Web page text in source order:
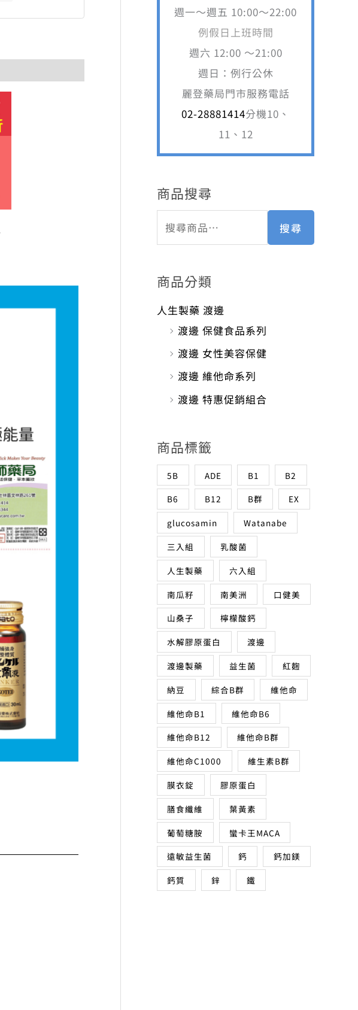
週一～週五 10:00～22:00
例假日上班時間
週六 12:00 ～21:00
週日：例行公休
麗登藥局門市服務電話
02-28881414分機10、
11、12
商品搜尋
搜尋
商品分類
人生製藥 渡邊
渡邊 保健食品系列
渡邊 女性美容保健
渡邊 維他命系列
渡邊 特惠促銷組合
商品標籤
5B ADE B1
B2
B6
B12 B群
EX
glucosamin
Watanabe
三入組
乳酸菌
人生製藥
六入組
南瓜籽
南美洲
口健美
山桑子
檸檬酸鈣
水解膠原蛋白
渡邊
渡邊製藥
益生菌
紅麴
納豆
綜合B群
維他命
維他命B1
維他命B6
維他命B12
維他命B群
維他命C1000
維生素B群
膜衣錠
膠原蛋白
膳食纖維
葉黃素
葡萄糖胺
蠻卡王MACA
遠敏益生菌
鈣
鈣加鎂
鈣質
鋅 鐵